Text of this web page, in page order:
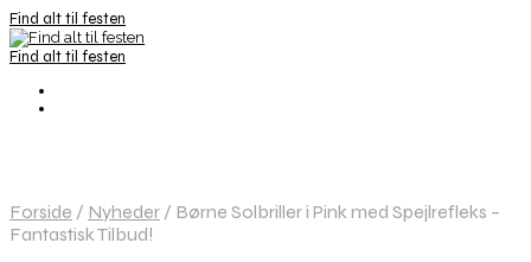
Find alt til festen
Find alt til festen
Forside / Nyheder / Børne Solbriller i Pink med Spejlrefleks –
Fantastisk Tilbud!